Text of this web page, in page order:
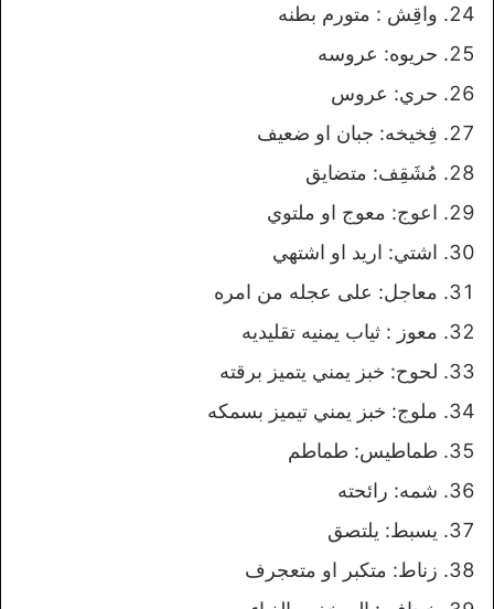
واقِش : متورم بطنه
حريوه: عروسه
حري: عروس
فِخيخه: جبان او ضعيف
مُشَقِف: متضايق
اعوج: معوج او ملتوي
اشتي: اريد او اشتهي
معاجل: على عجله من امره
معوز : ثياب يمنيه تقليديه
لحوح: خبز يمني يتميز برقته
ملوج: خبز يمني تيميز بسمكه
طماطيس: طماطم
شمه: رائحته
يسبط: يلتصق
زناط: متكبر او متعجرف